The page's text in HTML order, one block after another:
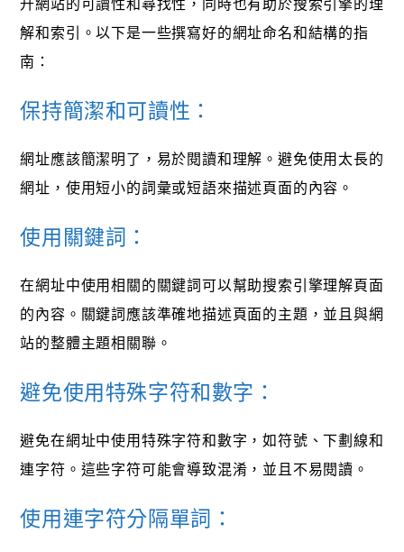
升網站的可讀性和尋找性，同時也有助於搜索引擎的理
解和索引。以下是一些撰寫好的網址命名和結構的指
南：
保持簡潔和可讀性：
網址應該簡潔明了，易於閱讀和理解。避免使用太長的
網址，使用短小的詞彙或短語來描述頁面的內容。
使用關鍵詞：
在網址中使用相關的關鍵詞可以幫助搜索引擎理解頁面
的內容。關鍵詞應該準確地描述頁面的主題，並且與網
站的整體主題相關聯。
避免使用特殊字符和數字：
避免在網址中使用特殊字符和數字，如符號、下劃線和
連字符。這些字符可能會導致混淆，並且不易閱讀。
使用連字符分隔單詞：